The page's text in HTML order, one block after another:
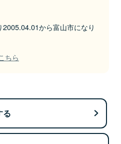
から富山市になり
ちら
る